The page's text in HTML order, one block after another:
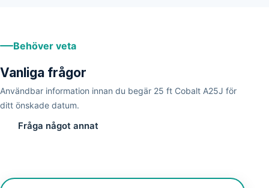
Behöver veta
Vanliga frågor
Användbar information innan du begär 25 ft Cobalt A25J för
ditt önskade datum.
Fråga något annat